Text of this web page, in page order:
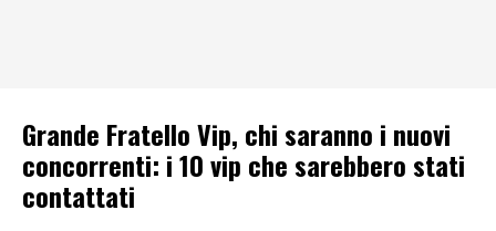
Grande Fratello Vip, chi saranno i nuovi
concorrenti: i 10 vip che sarebbero stati
contattati